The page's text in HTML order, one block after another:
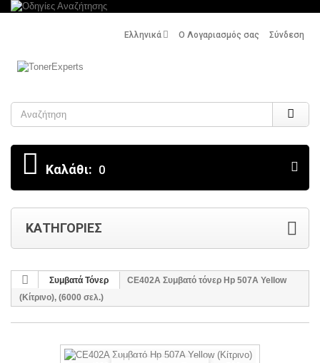
Σύνδεση
Ο Λογαριασμός σας
Ελληνικά
Search
Καλάθι: 0
ΚΑΤΗΓΟΡΊΕΣ
Συμβατά Τόνερ
CE402A Συμβατό τόνερ Hp 507A Yellow
(Κίτρινο), (6000 σελ.)